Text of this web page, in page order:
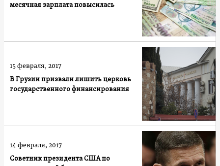
месячная зарплата повысилась
В Грузии призвали лишить церковь
государственного финансирования
15 февраля, 2017
Советник президента США по
14 февраля, 2017